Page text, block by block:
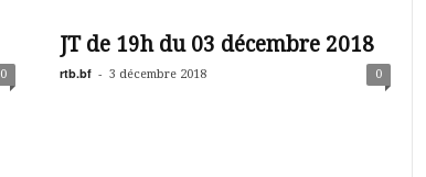
0
JT de 19h du 03 décembre 2018
rtb.bf - 3 décembre 2018 0